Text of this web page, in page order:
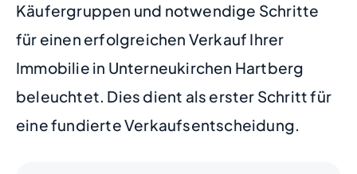
Käufergruppen und notwendige Schritte
für einen erfolgreichen Verkauf Ihrer
Immobilie in Unterneukirchen Hartberg
beleuchtet. Dies dient als erster Schritt für
eine fundierte Verkaufsentscheidung.